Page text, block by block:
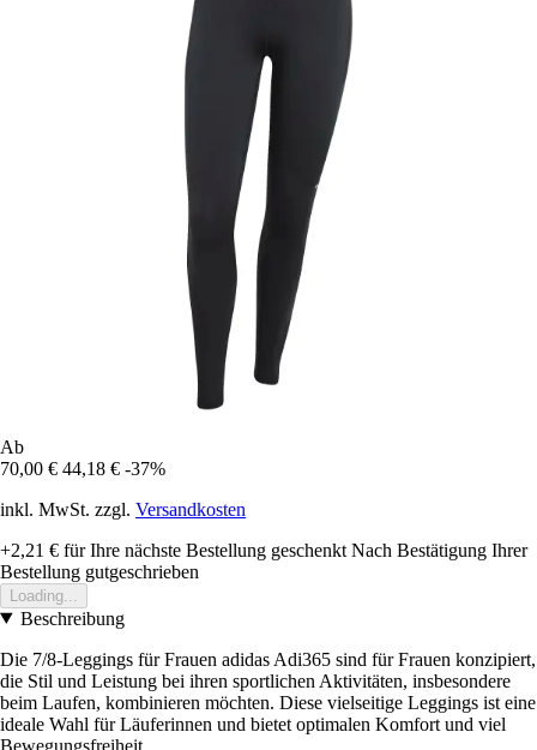
Ab
70,00 € 44,18 € -37%
inkl. MwSt. zzgl. Versandkosten
+2,21 € für Ihre nächste Bestellung geschenkt Nach Bestätigung Ihrer
Bestellung gutgeschrieben
Loading...
Beschreibung
Die 7/8-Leggings für Frauen adidas Adi365 sind für Frauen konzipiert,
die Stil und Leistung bei ihren sportlichen Aktivitäten, insbesondere
beim Laufen, kombinieren möchten. Diese vielseitige Leggings ist eine
ideale Wahl für Läuferinnen und bietet optimalen Komfort und viel
Bewegungsfreiheit.